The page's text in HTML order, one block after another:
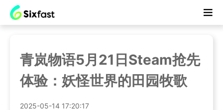
青岚物语5月21日Steam抢先
体验：妖怪世界的田园牧歌
2025-05-14 17:20:17